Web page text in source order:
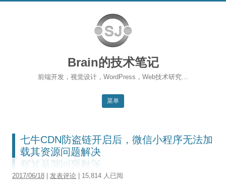
Brain的技术笔记
前端开发，视觉设计，WordPress，Web技术研究…
菜单
博客首页
七牛CDN防盗链开启后，微信小程序无法加
载其资源问题解决
2017/06/18 发表评论 | 15,814 人已阅